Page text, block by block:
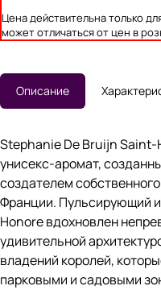
Цена действительна только
может отличаться от цен в
Описание
Stephanie De Bruijn
унисекс-аромат,
создателем
Франции. Пульсирующий
Honore вдохновлен
удивительной
владений королей,
парковыми и садовыми